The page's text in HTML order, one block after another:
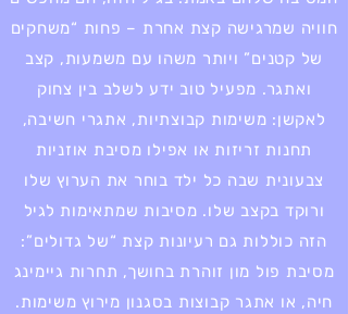
חוויה שמרגישה קצת אחרת – פחות “משחקים
של קטנים” ויותר משהו עם משמעות, קצב
ואתגר. מפעיל טוב ידע לשלב בין צחוק
לאקשן: משימות קבוצתיות, אתגרי חשיבה,
תחנות זריזות או אפילו מסיבת אוזניות
צבעונית שבה כל ילד בוחר את הערוץ שלו
ורוקד בקצב שלו. מסיבות שמתאימות לגיל
הזה כוללות גם רעיונות קצת “של גדולים”:
מסיבת פול מון זוהרת בחושך, תחרות גיימינג
חיה, או אתגר קבוצות בסגנון מירוץ משימות.